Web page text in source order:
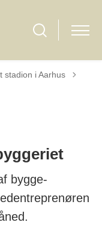
til
stadion i Aarhus
bygge-